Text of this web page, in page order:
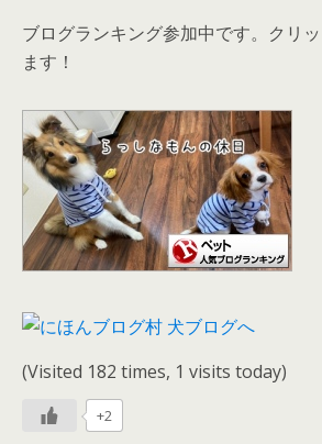
ブログランキング参加中です。クリ
ます！
(Visited 182 times, 1 visits today)
+2